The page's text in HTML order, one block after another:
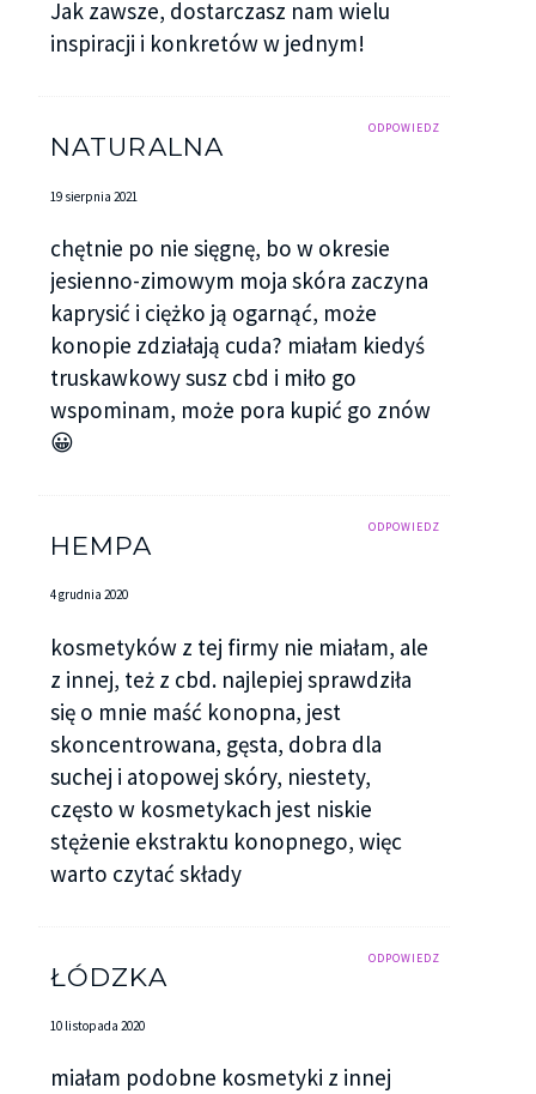
Jak zawsze, dostarczasz nam wielu
inspiracji i konkretów w jednym!
ODPOWIEDZ
NATURALNA
19 sierpnia 2021
chętnie po nie sięgnę, bo w okresie
jesienno-zimowym moja skóra zaczyna
kaprysić i ciężko ją ogarnąć, może
konopie zdziałają cuda? miałam kiedyś
truskawkowy susz cbd i miło go
wspominam, może pora kupić go znów
😀
ODPOWIEDZ
HEMPA
4 grudnia 2020
kosmetyków z tej firmy nie miałam, ale
z innej, też z cbd. najlepiej sprawdziła
się o mnie maść konopna, jest
skoncentrowana, gęsta, dobra dla
suchej i atopowej skóry, niestety,
często w kosmetykach jest niskie
stężenie ekstraktu konopnego, więc
warto czytać składy
ODPOWIEDZ
ŁÓDZKA
10 listopada 2020
miałam podobne kosmetyki z innej